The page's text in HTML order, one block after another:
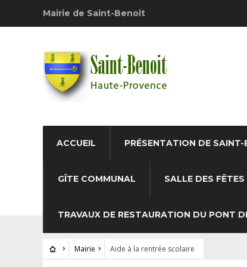
Mairie de Saint-Benoit
ACCUEIL PRÉSENTATION DE SAINT-
GÎTE COMMUNAL SALLE DES FÊTES
TRAVAUX DE RESTAURATION DU PONT
Mairie Aide à la rentrée scolaire